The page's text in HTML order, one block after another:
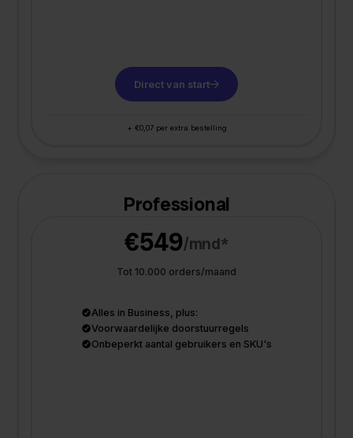
Direct van start
+ €0,07 per extra bestelling
Professional
€549/mnd*
Tot 10.000 orders/maand
Alles in Business, plus:
Voorwaardelijke doorstuurregels
Onbeperkt aantal gebruikers en SKU's